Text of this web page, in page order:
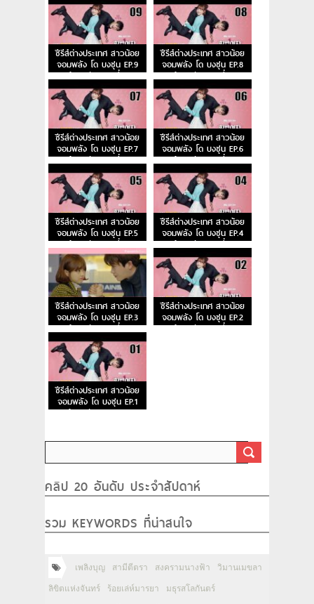
ซีรีส์ต่างประเทศ สาวน้อย
จอมพลัง โด บงซุน EP.9
ย้อนหลัง ตอนที่ 9
ซีรีส์ต่างประเทศ สาวน้อย
จอมพลัง โด บงซุน EP.8
ย้อนหลัง ตอนที่ 8
ซีรีส์ต่างประเทศ สาวน้อย
จอมพลัง โด บงซุน EP.7
ย้อนหลัง ตอนที่ 7
ซีรีส์ต่างประเทศ สาวน้อย
จอมพลัง โด บงซุน EP.6
ย้อนหลัง ตอนที่ 6
ซีรีส์ต่างประเทศ สาวน้อย
จอมพลัง โด บงซุน EP.5
ย้อนหลัง ตอนที่ 5
ซีรีส์ต่างประเทศ สาวน้อย
จอมพลัง โด บงซุน EP.4
ย้อนหลัง ตอนที่ 4
ซีรีส์ต่างประเทศ สาวน้อย
จอมพลัง โด บงซุน EP.3
ย้อนหลัง ตอนที่ 3
ซีรีส์ต่างประเทศ สาวน้อย
จอมพลัง โด บงซุน EP.2
ย้อนหลัง ตอนที่ 2
ซีรีส์ต่างประเทศ สาวน้อย
จอมพลัง โด บงซุน EP.1
ย้อนหลัง ตอนแรก
คลิป 20 อันดับ ประจำสัปดาห์
รวม KEYWORDS ที่น่าสนใจ
เพลิงบุญ สามีตีตรา สงครามนางฟ้า วิมานเมขลา
ลิขิตแห่งจันทร์ ร้อยเล่ห์มารยา มธุรสโลกันตร์